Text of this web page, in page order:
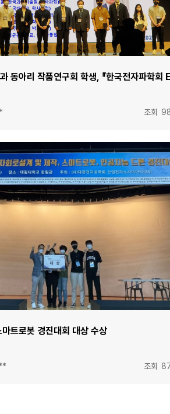
동아리 작품연구회 학생, 『한국전자파학회 E
조회
트로봇 경진대회 대상 수상
조회